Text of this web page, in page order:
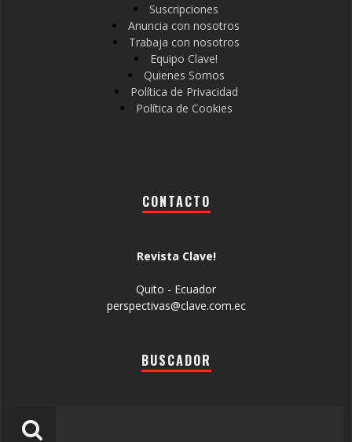
Suscripciones
Anuncia con nosotros
Trabaja con nosotros
Equipo Clave!
Quienes Somos
Política de Privacidad
Política de Cookies
CONTACTO
Revista Clave!
Quito - Ecuador
perspectivas@clave.com.ec
BUSCADOR